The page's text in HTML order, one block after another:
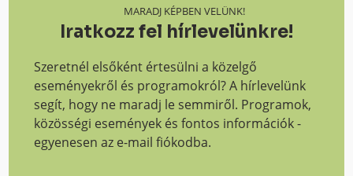
MARADJ KÉPBEN VELÜNK!
Iratkozz fel hírlevelünkre!
Szeretnél elsőként értesülni a közelgő
eseményekről és programokról? A hírlevelünk
segít, hogy ne maradj le semmiről. Programok,
közösségi események és fontos információk -
egyenesen az e-mail fiókodba.